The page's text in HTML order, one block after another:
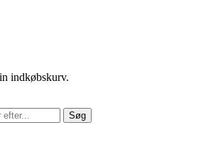
indkøbskurv.
Søg